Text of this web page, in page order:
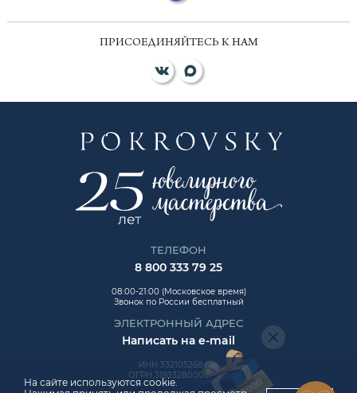
ПРИСОЕДИНЯЙТЕСЬ К НАМ
ТЕЛЕФОН
8 800 333 79 25
08:00-21:00 (Московское время)
Звонок по России бесплатный
ЭЛЕКТРОННЫЙ АДРЕС
Написать на e-mail
ИНН 332105268454
ОГРН 319332800006992
На сайте используются cookie.